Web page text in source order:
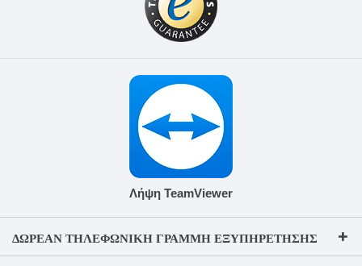
Λήψη TeamViewer
ΔΩΡΕΆΝ ΤΗΛΕΦΩΝΙΚΉ ΓΡΑΜΜΉ ΕΞΥΠΗΡΈΤΗΣΗΣ